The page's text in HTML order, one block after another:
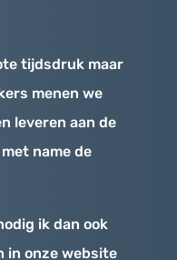
tijdsdruk maar
menen we
leveren aan de
name de
ik dan ook
in onze website